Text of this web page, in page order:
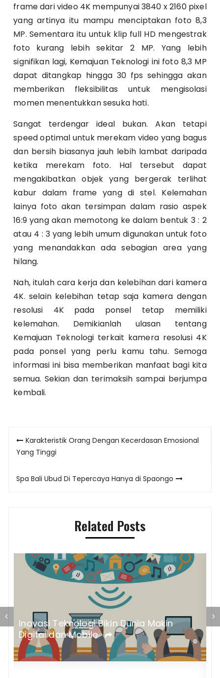
frame dari video 4K mempunyai 3840 x 2160 pixel
yang artinya itu mampu menciptakan foto 8,3
MP. Sementara itu untuk klip full HD mengestrak
foto kurang lebih sekitar 2 MP. Yang lebih
signifikan lagi, Kemajuan Teknologi ini foto 8,3 MP
dapat ditangkap hingga 30 fps sehingga akan
memberikan fleksibilitas untuk mengisolasi
momen menentukkan sesuka hati.
Sangat terdengar ideal bukan. Akan tetapi
speed optimal untuk merekam video yang bagus
dan bersih biasanya jauh lebih lambat daripada
ketika merekam foto. Hal tersebut dapat
mengakibatkan objek yang bergerak terlihat
kabur dalam frame yang di stel. Kelemahan
lainya foto akan tersimpan dalam rasio aspek
16:9 yang akan memotong ke dalam bentuk 3 : 2
atau 4 : 3 yang lebih umum digunakan untuk foto
yang menandakkan ada sebagian area yang
hilang.
Nah, itulah cara kerja dan kelebihan dari kamera
4K. selain kelebihan tetap saja kamera dengan
resolusi 4K pada ponsel tetap memiliki
kelemahan. Demikianlah ulasan tentang
Kemajuan Teknologi terkait kamera resolusi 4K
pada ponsel yang perlu kamu tahu. Semoga
informasi ini bisa memberikan manfaat bagi kita
semua. Sekian dan terimaksih sampai berjumpa
kembali.
Post
navigation
Karakteristik Orang Dengan Kecerdasan Emosional
Yang Tinggi
Spa Bali Ubud Di Tepercaya Hanya di Spaongo
Related Posts
Inovasi Teknologi Bikin Dunia Makin
Digital dan Mobile